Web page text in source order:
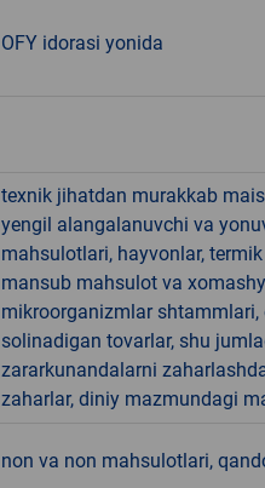
OFY idorasi yonida
texnik jihatdan murakkab
yengil alangalanuvchi va
mahsulotlari, hayvonlar,
mansub mahsulot va
mikroorganizmlar
solinadigan tovarlar, shu
zararkunandalarni
zaharlar, diniy mazmundagi
non va non mahsulotlari,